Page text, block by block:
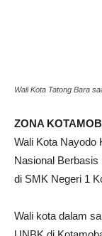
Wali Kota Tatong Bara
ZONA
Wali Kota Nayodo
Nasional Berbasis
di SMK Negeri 1
Wali kota dalam